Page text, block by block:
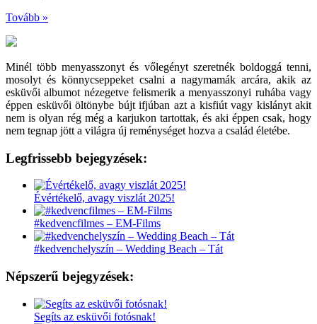
Tovább »
Minél több menyasszonyt és vőlegényt szeretnék boldoggá tenni,
mosolyt és könnycseppeket csalni a nagymamák arcára, akik az
esküvői albumot nézegetve felismerik a menyasszonyi ruhába vagy
éppen esküvői öltönybe bújt ifjúban azt a kisfiút vagy kislányt akit
nem is olyan rég még a karjukon tartottak, és aki éppen csak, hogy
nem tegnap jött a világra új reménységet hozva a család életébe.
Legfrissebb bejegyzések:
Évértékelő, avagy viszlát 2025!
#kedvencfilmes – EM-Films
#kedvenchelyszín – Wedding Beach – Tát
Népszerű bejegyzések:
Segíts az esküvői fotósnak!